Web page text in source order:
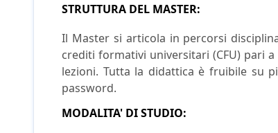
STRUTTURA DEL MASTER:
Il Master si articola in percorsi
crediti formativi universitari (CFU) pari
lezioni. Tutta la didattica è fruibile su
password.
MODALITA' DI STUDIO: